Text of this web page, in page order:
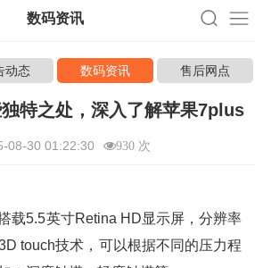
数码资讯
动态 数码资讯 售后网点
特之处，深入了解苹果7plus
08-30 01:22:30 930 次
载5.5英寸Retina HD显示屏，分辨率
touch技术，可以根据不同的压力程